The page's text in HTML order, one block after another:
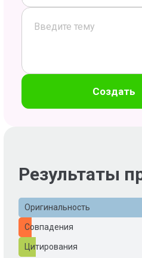
Создать
Результаты
Оригинальность
Совпадения
Цитирования